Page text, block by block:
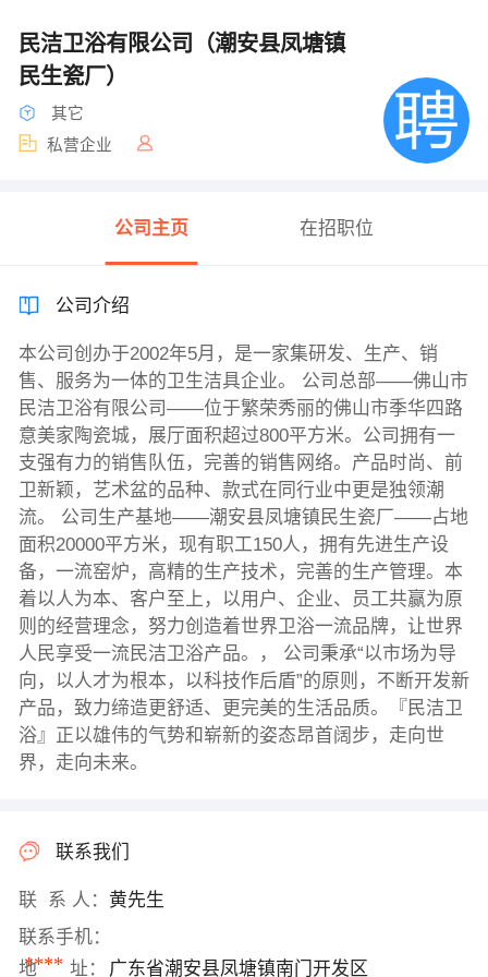
民洁卫浴有限公司（潮安县凤塘镇
民生瓷厂）
其它
私营企业
公司主页 在招职位
公司介绍
本公司创办于2002年5月，是一家集研发、生产、销
售、服务为一体的卫生洁具企业。 公司总部——佛山市
民洁卫浴有限公司——位于繁荣秀丽的佛山市季华四路
意美家陶瓷城，展厅面积超过800平方米。公司拥有一
支强有力的销售队伍，完善的销售网络。产品时尚、前
卫新颖，艺术盆的品种、款式在同行业中更是独领潮
流。 公司生产基地——潮安县凤塘镇民生瓷厂——占地
面积20000平方米，现有职工150人，拥有先进生产设
备，一流窑炉，高精的生产技术，完善的生产管理。本
着以人为本、客户至上，以用户、企业、员工共赢为原
则的经营理念，努力创造着世界卫浴一流品牌，让世界
人民享受一流民洁卫浴产品。， 公司秉承“以市场为导
向，以人才为根本，以科技作后盾”的原则，不断开发新
产品，致力缔造更舒适、更完美的生活品质。『民洁卫
浴』正以雄伟的气势和崭新的姿态昂首阔步，走向世
界，走向未来。
联系我们
联 系 人： 黄先生
联系手机：
****
地 址： 广东省潮安县凤塘镇南门开发区